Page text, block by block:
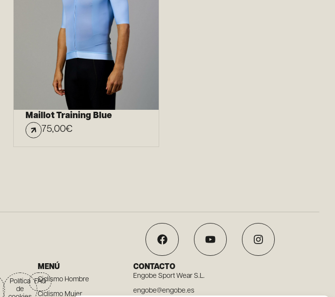
Maillot Training Blue
75,00€
Política
de
FAQ
MENÚ
Ciclismo Hombre
Ciclismo Mujer
CONTACTO
Engobe Sport Wear S.L.
engobe@engobe.es